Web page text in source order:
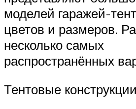
моделей гаражей-
цветов и размеров.
несколько самых
распространённых
Тентовые